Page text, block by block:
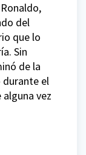
del
que lo
Sin
de la
el
vez